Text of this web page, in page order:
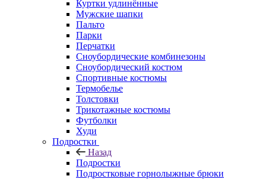
Куртки удлинённые
Мужские шапки
Пальто
Парки
Перчатки
Сноубордические комбинезоны
Сноубордический костюм
Спортивные костюмы
Термобелье
Толстовки
Трикотажные костюмы
Футболки
Худи
Подростки
Назад
Подростки
Подростковые горнолыжные брюки